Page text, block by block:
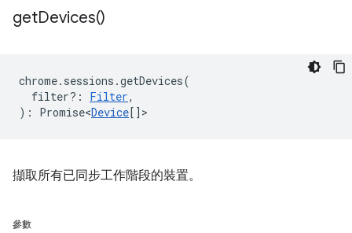
getDevices()
chrome. sessions .getDevices(
filter? : Filter,
) : Promise<Device[] >
擷取所有已同步工作階段的裝置。
參數